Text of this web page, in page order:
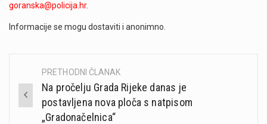
goranska@policija.hr.
Informacije se mogu dostaviti i anonimno.
Post
navigation
PRETHODNI ČLANAK
Na pročelju Grada Rijeke danas je
postavljena nova ploča s natpisom
„Gradonačelnica“